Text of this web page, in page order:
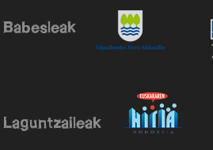
Babesleak
Laguntzaileak